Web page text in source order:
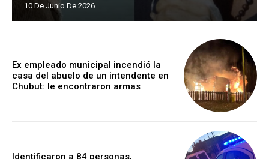
10 De Junio De 2026
Ex empleado municipal incendió la
casa del abuelo de un intendente en
Chubut: le encontraron armas